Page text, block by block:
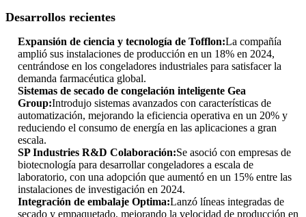
Desarrollos recientes
Expansión de ciencia y tecnología de Tofflon:La compañía
amplió sus instalaciones de producción en un 18% en 2024,
centrándose en los congeladores industriales para satisfacer la
demanda farmacéutica global.
Sistemas de secado de congelación inteligente Gea
Group:Introdujo sistemas avanzados con características de
automatización, mejorando la eficiencia operativa en un 20% y
reduciendo el consumo de energía en las aplicaciones a gran
escala.
SP Industries R&D Colaboración:Se asoció con empresas de
biotecnología para desarrollar congeladores a escala de
laboratorio, con una adopción que aumentó en un 15% entre las
instalaciones de investigación en 2024.
Integración de embalaje Optima:Lanzó líneas integradas de
secado y empaquetado, mejorando la velocidad de producción en